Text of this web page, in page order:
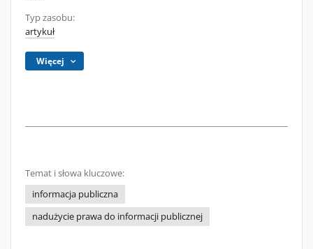
Typ zasobu:
artykuł
Więcej
Temat i słowa kluczowe:
informacja publiczna
nadużycie prawa do informacji publicznej